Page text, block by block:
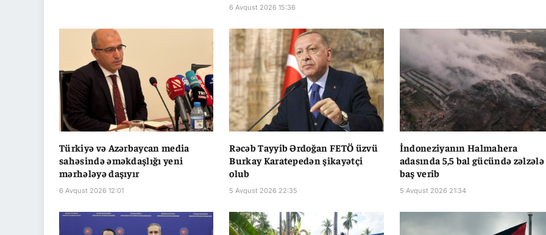
6 Avqust 2026 15:36
Türkiyə və Azərbaycan media
sahəsində əməkdaşlığı yeni
mərhələyə daşıyır
6 Avqust 2026 12:01
Rəcəb Tayyib Ərdoğan FETÖ üzvü
Burkay Karatepedən şikayətçi
olub
5 Avqust 2026 22:35
İndoneziyanın Halmahera
adasında 5,5 bal gücündə zəlzələ
baş verib
5 Avqust 2026 21:34